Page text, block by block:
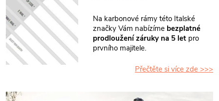
Na karbonové rámy této Italské
značky Vám nabízíme bezplatné
prodloužení záruky na 5 let pro
prvního majitele.
Přečtěte si více zde >>>